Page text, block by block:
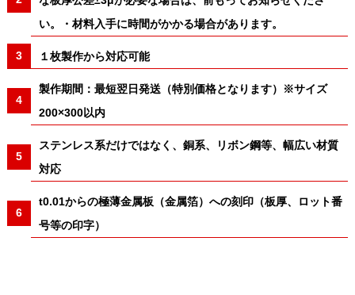
い。・材料入手に時間がかかる場合があります。
１枚製作から対応可能
製作期間：最短翌日発送（特別価格となります）※サイズ
200×300以内
ステンレス系だけではなく、銅系、リボン鋼等、幅広い材質
対応
t0.01からの極薄金属板（金属箔）への刻印（板厚、ロット番
号等の印字）